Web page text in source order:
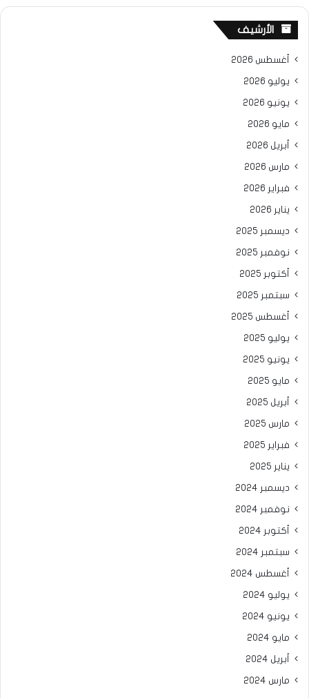
الأرشيف
أغسطس 2026
يوليو 2026
يونيو 2026
مايو 2026
أبريل 2026
مارس 2026
فبراير 2026
يناير 2026
ديسمبر 2025
نوفمبر 2025
أكتوبر 2025
سبتمبر 2025
أغسطس 2025
يوليو 2025
يونيو 2025
مايو 2025
أبريل 2025
مارس 2025
فبراير 2025
يناير 2025
ديسمبر 2024
نوفمبر 2024
أكتوبر 2024
سبتمبر 2024
أغسطس 2024
يوليو 2024
يونيو 2024
مايو 2024
أبريل 2024
مارس 2024